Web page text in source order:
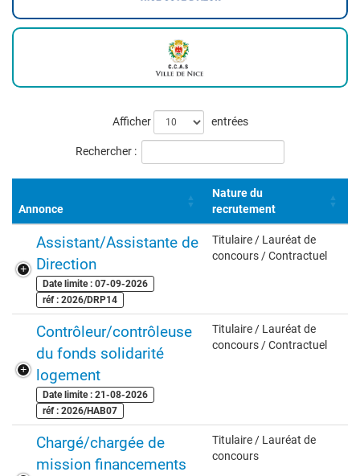
offres
Afficher entrées
Rechercher :
Annonce
Nature du
recrutement
Assistant/Assistante de
Direction
Date limite : 07-09-2026
réf : 2026/DRP14
Titulaire / Lauréat de
concours / Contractuel
Contrôleur/contrôleuse
du fonds solidarité
logement
Date limite : 21-08-2026
réf : 2026/HAB07
Titulaire / Lauréat de
concours / Contractuel
Chargé/chargée de
mission financements
Titulaire / Lauréat de
concours